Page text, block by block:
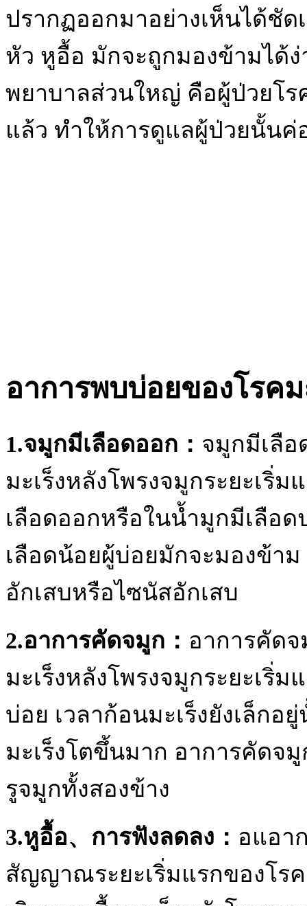
ปรากฏออกมาอย่างเห็นได้ชั
หัว หูอื้อ มักจะถูกมองข้ามได้
พยาบาลส่วนใหญ่ คือผู้ป่วยโร
แล้ว ทำให้การดูแลผู้ป่วยนั้น
อาการพบบ่อยของโรคม
1.จมูกมีเลือดออก： จมูกมีเลื
มะเร็งหลังโพรงจมูกระยะเริ่
เลือดออกหรือในน้ำมูกมีเลือด
เลือดน้อยผู้บ่อยมักจะมองข้าม
อักเสบหรือไซนัสอักเสบ
2.อาการคัดจมูก ： อาการคัดจ
มะเร็งหลังโพรงจมูกระยะเริ่
บ่อย เวลาก้อนมะเร็งยังเล็ก
มะเร็งโตขึ้นมาก อาการคัดจ
รูจมูกทั้งสองข้าง
3.หูอื้อ、การฟังลดลง： อแอา
สัญญาณระยะเริ่มแรกของโร